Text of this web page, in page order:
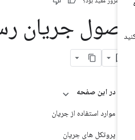
جریان
در این صفحه
موارد استفاده از جریان
پروتکل های جریان